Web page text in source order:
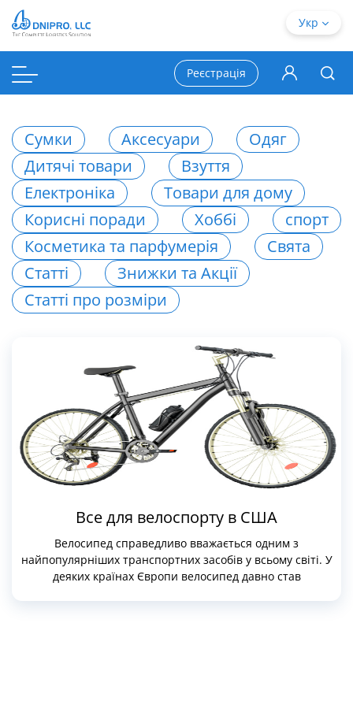
Сумки Аксесуари
Одяг
Дитячі товари
Взуття
Електроніка
Товари для дому
Корисні поради
Хоббі
спорт
Косметика та парфумерія
Свята
Статті
Знижки та Акції
Статті про розміри
Все для велоспорту в США
Велосипед справедливо вважається одним з
найпопулярніших транспортних засобів у всьому світі. У
деяких країнах Європи велосипед давно став
Укр
Реєстрація